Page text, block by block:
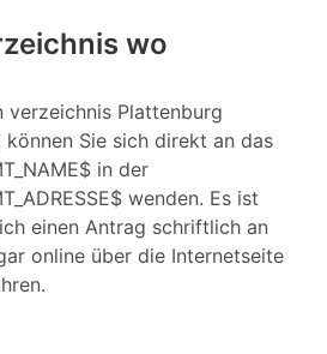
wo
verzeichnis Plattenburg
können Sie sich direkt an das
in der
wenden. Es ist
einen Antrag schriftlich an
online über die Internetseite